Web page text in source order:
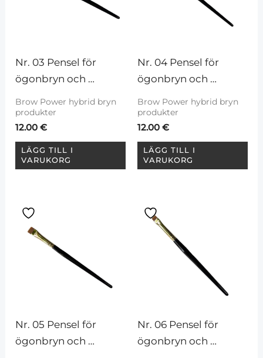
Nr. 03 Pensel för
ögonbryn och
Brow Power hybrid bryn
produkter
12.00€
LÄGG TILL I
VARUKORG
Nr. 04 Pensel för
ögonbryn och
Brow Power hybrid bryn
produkter
12.00 €
LÄGG TILL I
VARUKORG
Nr. 05 Pensel för
ögonbryn och
Nr. 06 Pensel för
ögonbryn och